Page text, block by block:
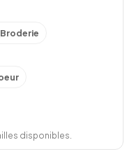
Broderie
disponibles.